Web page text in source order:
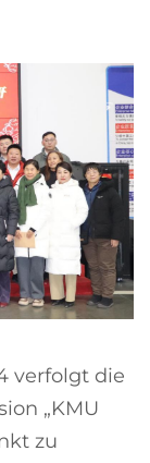
verfolgt die
„KMU
zu